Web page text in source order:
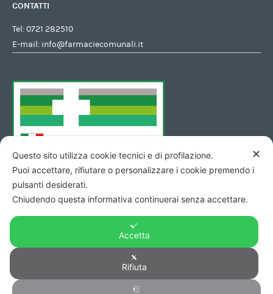
CONTATTI
Tel:0721 282510
E-mail: info@farmaciecomunali.it
Copyright © 2026 - Codice Fiscale/Partita Iva 01423690419 R.E.A.
✕
Questo sito utilizza cookie tecnici e di profilazione.
Puoi accettare, rifiutare o personalizzare i cookie premendo i
pulsanti desiderati.
Chiudendo questa informativa continuerai senza accettare.
Accetta
Rifiuta